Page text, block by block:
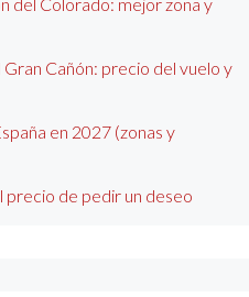
Cañón: precio del vuelo y
en 2027 (zonas y
precio de pedir un deseo